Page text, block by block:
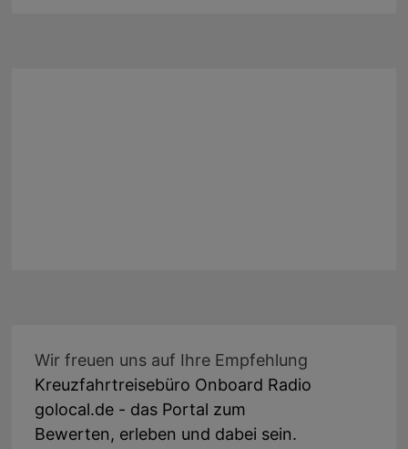
Wir freuen uns auf Ihre Empfehlung
Kreuzfahrtreisebüro Onboard Radio
golocal.de - das Portal zum
Bewerten, erleben und dabei sein.